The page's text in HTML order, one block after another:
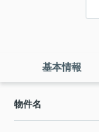
基本情報
物件名